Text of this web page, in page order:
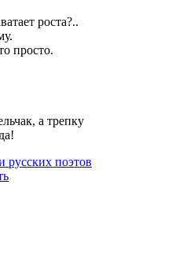
роста?..
просто.
а трепку
русских поэтов